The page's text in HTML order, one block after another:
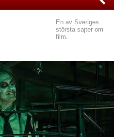
En av Sveriges
största sajter om
film.